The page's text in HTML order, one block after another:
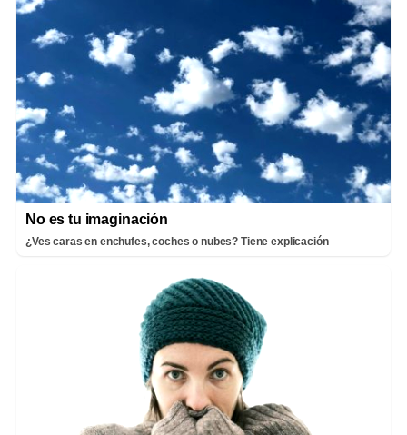
No es tu imaginación
¿Ves caras en enchufes, coches o nubes? Tiene explicación